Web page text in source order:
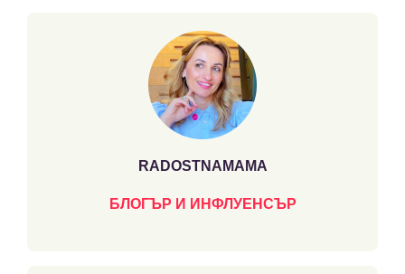
RADOSTNAMAMA
БЛОГЪР И ИНФЛУЕНСЪР